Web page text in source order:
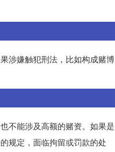
涉嫌触犯刑法，比如构成赌博
不能涉及高额的赌资。如果是
规定，面临拘留或罚款的处